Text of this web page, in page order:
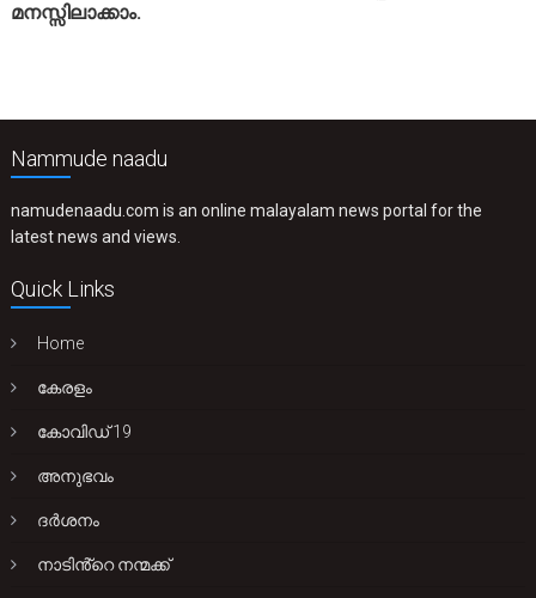
മനസ്സിലാക്കാം.
Nammude naadu
namudenaadu.com is an online malayalam news portal for the
latest news and views.
Quick Links
Home
കേരളം
കോവിഡ് 19
അനുഭവം
ദർശനം
നാടിൻ്റെ നന്മക്ക്